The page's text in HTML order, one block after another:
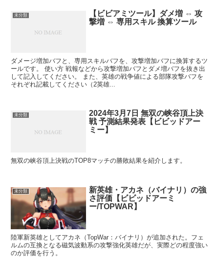
未分類
【ビビアミツール】ダメ増 ⇔ 攻
撃増 ⇔ 専用スキル 換算ツール
ダメージ増加バフと、専用スキルバフを、攻撃増加バフに換算するツ
ールです。 使い方 戦報などから攻撃増加バフとダメ増バフを抜き出
して記入してください。 また、英雄の戦争値による部隊攻撃バフを
それぞれ記載してください（2英雄...
未分類
2024年3月7日 無双の峡谷頂上決
戦 予測結果発表【ビビッドアー
ミー】
無双の峡谷頂上決戦のTOP8マッチの勝敗結果を紹介します。
未分類
新英雄・アカネ（バイナリ）の強
さ評価【ビビッドアーミ
ー/TOPWAR】
陸軍新英雄としてアカネ（TopWar：バイナリ）が追加された。フェ
ルムの互換となる磁気波動系の攻撃強化英雄だが、実際どの程度強い
のか評価を行う。